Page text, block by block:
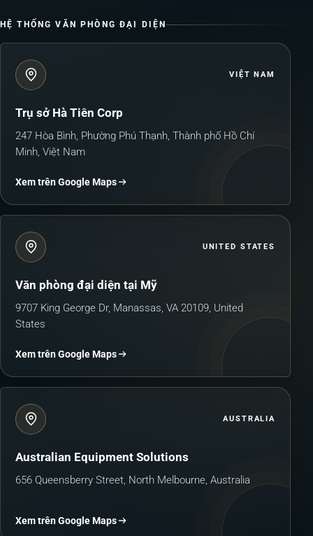
HỆ THỐNG VĂN PHÒNG ĐẠI DIỆN
VIỆT NAM
Trụ sở Hà Tiên Corp
247 Hòa Bình, Phường Phú Thạnh, Thành phố Hồ Chí
Minh, Việt Nam
Xem trên Google Maps
UNITED STATES
Văn phòng đại diện tại Mỹ
9707 King George Dr, Manassas, VA 20109, United
States
Xem trên Google Maps
AUSTRALIA
Australian Equipment Solutions
656 Queensberry Street, North Melbourne, Australia
Xem trên Google Maps